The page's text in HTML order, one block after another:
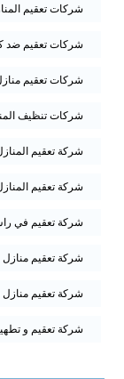
شركات تعقيم
شركات تعقيم ضد
شركات تعقيم
شركات تنظيف
شركة تعقيم
شركة تعقيم
شركة تعقيم في
شركة تعقيم
شركة تعقيم
شركة تعقيم و